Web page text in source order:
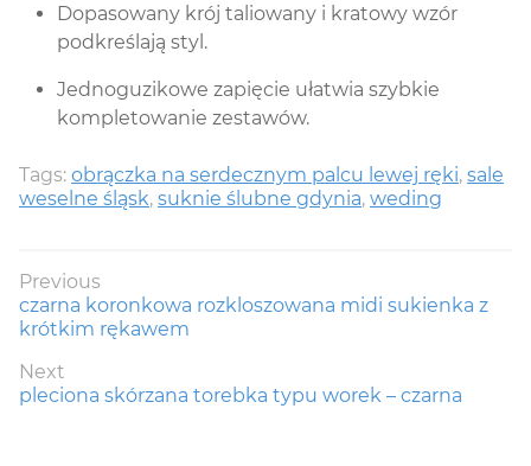
Dopasowany krój taliowany i kratowy wzór
podkreślają styl.
Jednoguzikowe zapięcie ułatwia szybkie
kompletowanie zestawów.
Tags: obrączka na serdecznym palcu lewej ręki, sale
weselne śląsk, suknie ślubne gdynia, weding
Nawigacja
wpisu
Previous
Previous
post:
czarna koronkowa rozkloszowana midi sukienka z
krótkim rękawem
Next
Next
pleciona skórzana torebka typu worek – czarna